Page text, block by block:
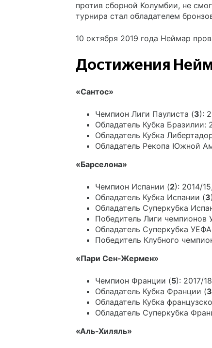
против сборной Колумбии, не
турнира стал обладателем
10 октября 2019 года Неймар
Достижения
«Сантос»
Чемпион Лиги Паулиста (3):
Обладатель Кубка Бразилии:
Обладатель Кубка
Обладатель Рекопа Южной
«Барселона»
Чемпион Испании (2): 2014/
Обладатель Кубка Испании (3
Обладатель Суперкубка
Победитель Лиги чемпионов
Обладатель Суперкубка
Победитель Клубного
«Пари Сен-Жермен»
Чемпион Франции (5): 2017/
Обладатель Кубка Франции (3
Обладатель Кубка
Обладатель Суперкубка
«Аль-Хиляль»